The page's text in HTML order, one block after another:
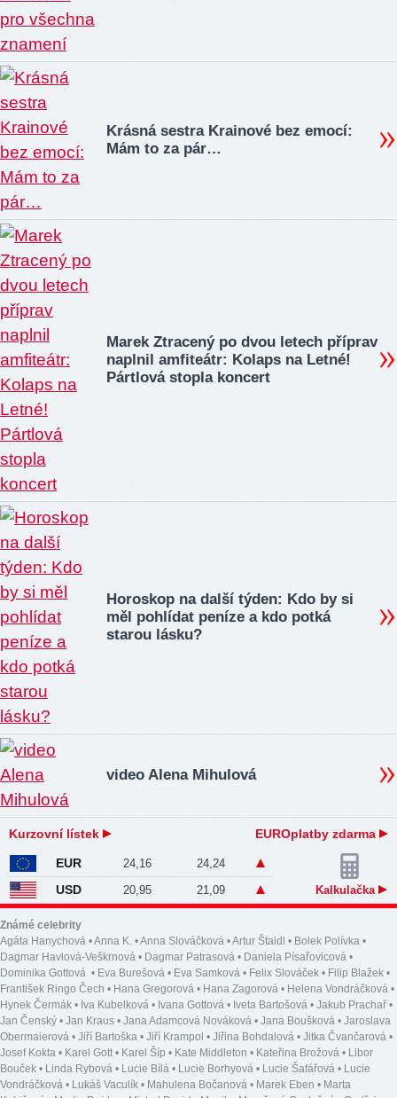
Krásná sestra Krainové bez emocí:
Mám to za pár…
Marek Ztracený po dvou letech příprav
naplnil amfiteátr: Kolaps na Letné!
Pártlová stopla koncert
Horoskop na další týden: Kdo by si
měl pohlídat peníze a kdo potká
starou lásku?
video Alena Mihulová
Kurzovní lístek EUROplatby zdarma
EUR 24,16 24,24
USD 20,95 21,09 Kalkulačka
Známé celebrity
Agáta Hanychová •Anna K. •Anna Slováčková •Artur Štaidl • Bolek Polívka •
Dagmar Havlová-Veškrnová • Dagmar Patrasová • Daniela Písařovicová •
Dominika Gottová • Eva Burešová • Eva Samková • Felix Slováček • Filip Blažek •
František Ringo Čech • Hana Gregorová • Hana Zagorová • Helena Vondráčková •
Hynek Čermák • Iva Kubelková • Ivana Gottová • Iveta Bartošová • Jakub Prachař •
Jan Čenský • Jan Kraus • Jana Adamcová Nováková • Jana Boušková • Jaroslava
Obermaierová • Jiří Bartoška • Jiří Krampol • Jiřina Bohdalová • Jitka Čvančarová •
Josef Kokta • Karel Gott• Karel Šíp • Kate Middleton • Kateřina Brožová • Libor
Bouček • Linda Rybová • Lucie Bílá • Lucie Borhyová • Lucie Šafářová • Lucie
Vondráčková • Lukáš Vaculík • Mahulena Bočanová • Marek Eben • Marta